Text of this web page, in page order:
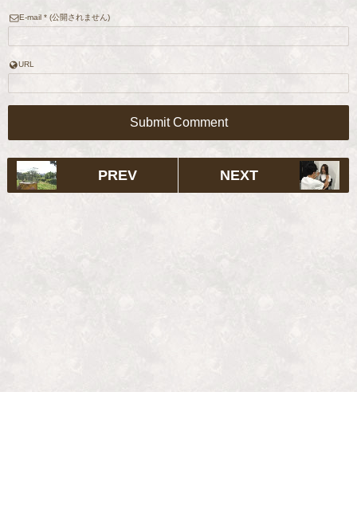
E-mail * (公開されません)
URL
PREV NEXT